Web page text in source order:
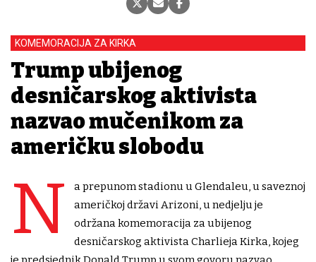
KOMEMORACIJA ZA KIRKA
Trump ubijenog
desničarskog aktivista
nazvao mučenikom za
američku slobodu
N
a prepunom stadionu u Glendaleu, u saveznoj
američkoj državi Arizoni, u nedjelju je
održana komemoracija za ubijenog
desničarskog aktivista Charlieja Kirka, kojeg